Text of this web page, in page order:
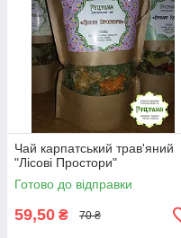
Чай карпатський трав'яний
"Лісові Простори"
Готово до відправки
59,50 ₴ 70 ₴